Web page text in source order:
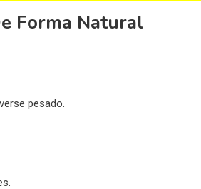
Forma Natural
pesado.